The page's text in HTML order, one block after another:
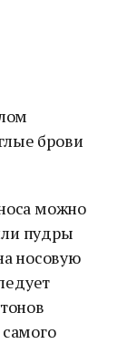
брови
можно
пудры
носовую